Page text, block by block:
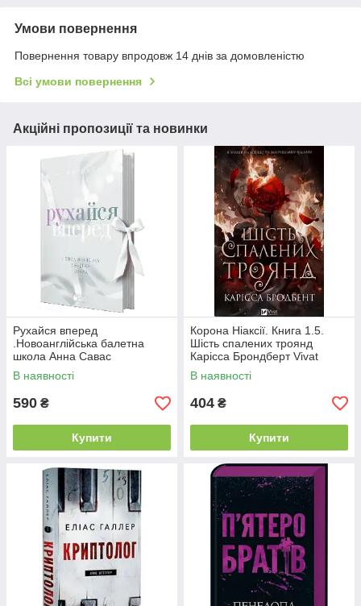
Умови повернення
Повернення товару впродовж 14 днів за домовленістю
Всі умови повернення
Акційні пропозиції та новинки
Рухайся вперед
.Новоанглійська балетна
школа Анна Савас
READBERRY
В наявності
590 ₴
Купити
Корона Ніаксії. Книга 1.5.
Шість спалених троянд
Карісса Брондберт Vivat
В наявності
404 ₴
Купити